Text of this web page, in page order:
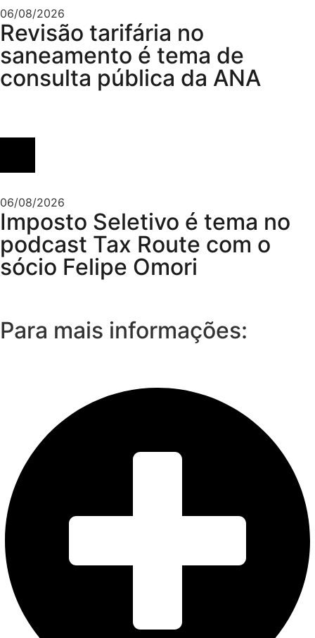
06/08/2026
Revisão tarifária no
saneamento é tema de
consulta pública da ANA
06/08/2026
Imposto Seletivo é tema no
podcast Tax Route com o
sócio Felipe Omori
Para mais informações: